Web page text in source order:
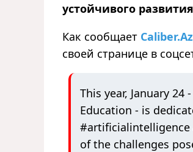
устойчивого
Как сообщает Caliber.Az
своей странице в
This year, January
Education - is
#artificialintelligence
of the challenges